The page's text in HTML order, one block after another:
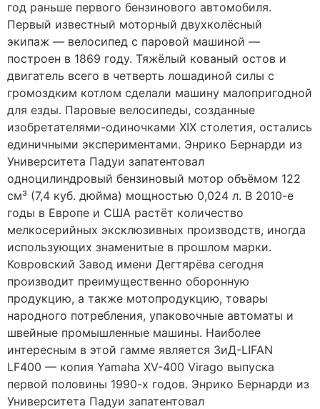
год раньше первого бензинового автомобиля.
Первый известный моторный двухколёсный
экипаж — велосипед с паровой машиной —
построен в 1869 году. Тяжёлый кованый остов и
двигатель всего в четверть лошадиной силы с
громоздким котлом сделали машину малопригодной
для езды. Паровые велосипеды, созданные
изобретателями-одиночками XIX столетия, остались
единичными экспериментами. Энрико Бернарди из
Университета Падуи запатентовал
одноцилиндровый бензиновый мотор объёмом 122
см³ (7,4 куб. дюйма) мощностью 0,024 л. В 2010-е
годы в Европе и США растёт количество
мелкосерийных эксклюзивных производств, иногда
использующих знаменитые в прошлом марки.
Ковровский Завод имени Дегтярёва сегодня
производит преимущественно оборонную
продукцию, а также мотопродукцию, товары
народного потребления, упаковочные автоматы и
швейные промышленные машины. Наиболее
интересным в этой гамме является ЗиД-LIFAN
LF400 — копия Yamaha XV-400 Virago выпуска
первой половины 1990-х годов. Энрико Бернарди из
Университета Падуи запатентовал